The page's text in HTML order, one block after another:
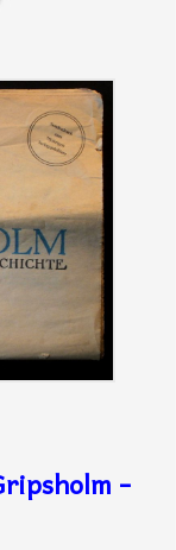
-